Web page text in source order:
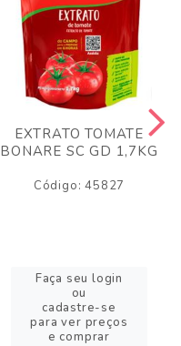
EXTRATO TOMATE
BONARE SC GD 1,7KG
Código: 45827
Faça seu login
ou
cadastre-se
para ver preços
e comprar